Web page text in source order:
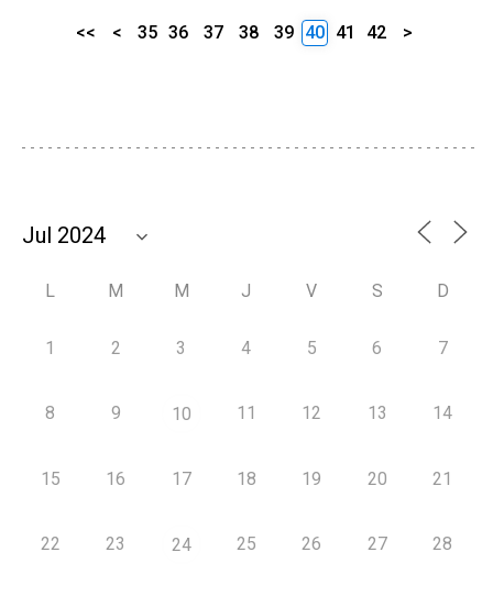
<< < 35 36 37 38 39 40 41 42 >
L M M J V S D
1 2 3 4 5 6 7
8 9 10 11 12 13 14
15 16 17 18 19 20 21
22 23 24 25 26 27 28